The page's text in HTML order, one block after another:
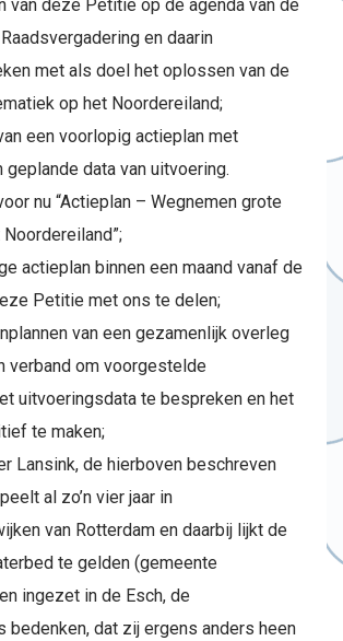
van deze Petitie op de agenda van de
en daarin
met als doel het oplossen van de
op het Noordereiland;
een voorlopig actieplan met
geplande data van uitvoering.
nu “Actieplan – Wegnemen grote
actieplan binnen een maand vanaf de
Petitie met ons te delen;
van een gezamenlijk overleg
verband om voorgestelde
uitvoeringsdata te bespreken en het
te maken;
Lansink, de hierboven beschreven
al zo’n vier jaar in
van Rotterdam en daarbij lijkt de
te gelden (gemeente
ingezet in de Esch, de
bedenken, dat zij ergens anders heen